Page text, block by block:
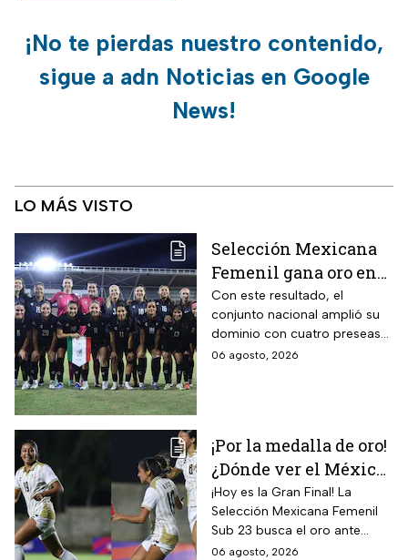
¡No te pierdas nuestro contenido,
sigue a adn Noticias en Google
News!
LO MÁS VISTO
Selección Mexicana
Femenil gana oro en
Juegos
Centroamericanos; el
camino de México a la
gloria
Con este resultado, el
conjunto nacional amplió su
dominio con cuatro preseas
doradas de forma
06 agosto, 2026
¡Por la medalla de oro!
¿Dónde ver el México
vs Colombia Femenil?
Así puedes seguir la
Gran Final EN VIVO
¡Hoy es la Gran Final! La
Selección Mexicana Femenil
Sub 23 busca el oro ante
Colombia en los Juegos
06 agosto, 2026